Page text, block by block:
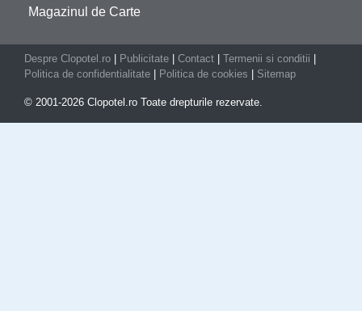
Magazinul de Carte
Despre Clopotel.ro Publicitate Contact Termenii si conditii
Politica de confidentialitate
Politica de cookies Sitemap
© 2001-2026 Clopotel.ro Toate drepturile rezervate.